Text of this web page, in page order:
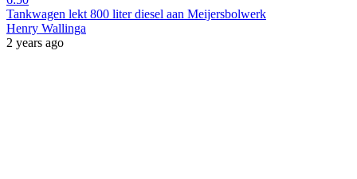
Tankwagen lekt 800 liter diesel aan Meijersbolwerk
Henry Wallinga
2 years ago